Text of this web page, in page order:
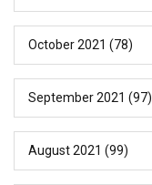
October 2021 (78)
September 2021 (97)
August 2021 (99)